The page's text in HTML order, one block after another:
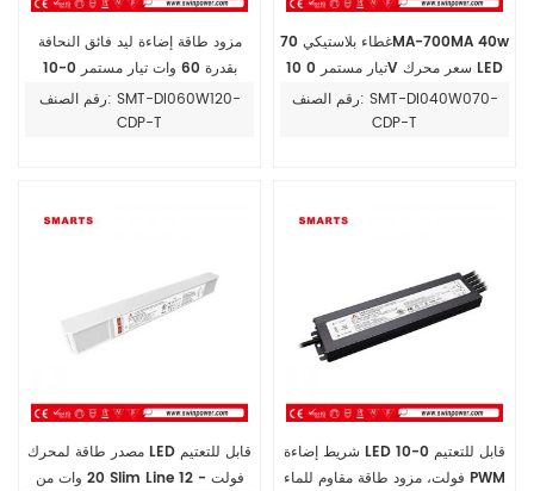
مزود طاقة إضاءة ليد فائق النحافة
بقدرة 60 وات تيار مستمر 0-10
فولت قابل للتعتيم 24 فولت-93
فولت للاستخدام الداخلي
رقم الصنف: SMT-DI060W120-
CDP-T
غطاء بلاستيكي 70MA-700MA 40w
تيار مستمر 0 10V سعر محرك LED
قابل للتعتيم لشريط LED
رقم الصنف: SMT-DI040W070-
CDP-T
مصدر طاقة لمحرك LED قابل للتعتيم
20 وات من Slim Line 12 فولت -
شريط إضاءة LED قابل للتعتيم 0-10
فولت، مزود طاقة مقاوم للماء PWM